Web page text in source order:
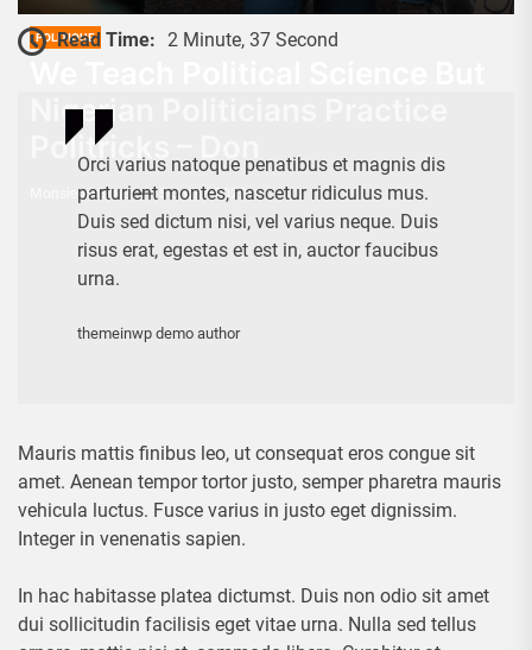
POLITIQUE
Nigerian Politicians Practice
Politricks – Don
Monsieur_Goue 5 Juillet 2022
Read Time: 2 Minute, 37 Second
Orci varius natoque penatibus et magnis dis
parturient montes, nascetur ridiculus mus.
Duis sed dictum nisi, vel varius neque. Duis
risus erat, egestas et est in, auctor faucibus
urna.
themeinwp demo author
Mauris mattis finibus leo, ut consequat eros congue sit
amet. Aenean tempor tortor justo, semper pharetra mauris
vehicula luctus. Fusce varius in justo eget dignissim.
Integer in venenatis sapien.
In hac habitasse platea dictumst. Duis non odio sit amet
dui sollicitudin facilisis eget vitae urna. Nulla sed tellus